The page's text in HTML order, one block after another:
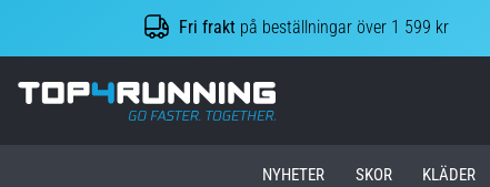
Fri frakt på beställningar över 1 599 kr
Top4Running.se
NYHETER SKOR KLÄDER